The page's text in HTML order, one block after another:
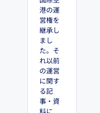
港の運
営権を
継承し
まし
た。そ
れ以前
の運営
に関す
る記
事・資